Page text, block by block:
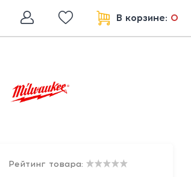
В корзине: 0
Рейтинг товара: